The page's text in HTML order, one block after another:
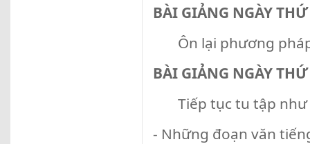
BÀI GIẢNG NGÀY
Ôn lại phương
BÀI GIẢNG NGÀY
Tiếp tục tu tập
- Những đoạn văn